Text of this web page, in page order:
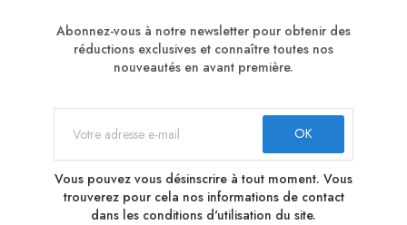
Abonnez-vous à notre newsletter pour obtenir des
réductions exclusives et connaître toutes nos
nouveautés en avant première.
Vous pouvez vous désinscrire à tout moment. Vous
trouverez pour cela nos informations de contact
dans les conditions d'utilisation du site.